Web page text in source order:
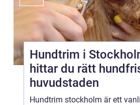
Hundtrim i
hittar du rätt
huvudstaden
Hundtrim stockholm är ett